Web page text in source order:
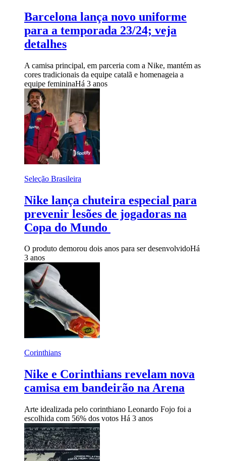
Barcelona lança novo uniforme
para a temporada 23/24; veja
detalhes
A camisa principal, em parceria com a Nike, mantém as
cores tradicionais da equipe catalã e homenageia a
equipe femininaHá 3 anos
Seleção Brasileira
Nike lança chuteira especial para
prevenir lesões de jogadoras na
Copa do Mundo
O produto demorou dois anos para ser desenvolvidoHá
3 anos
Corinthians
Nike e Corinthians revelam nova
camisa em bandeirão na Arena
Arte idealizada pelo corinthiano Leonardo Fojo foi a
escolhida com 56% dos votos Há 3 anos